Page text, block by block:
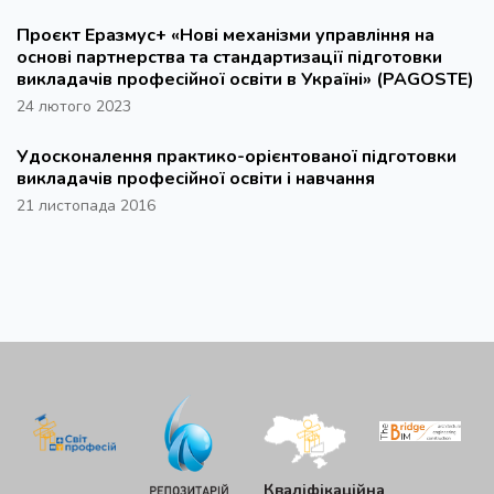
Проєкт Еразмус+ «Нові механізми управління на
основі партнерства та стандартизації підготовки
викладачів професійної освіти в Україні» (PAGOSTE)
24 лютого 2023
Удосконалення практико-орієнтованої підготовки
викладачів професійної освіти і навчання
21 листопада 2016